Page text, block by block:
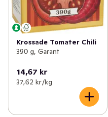
Krossade Tomater Chili
390 g, Garant
14,67 kr
37,62 kr /kg